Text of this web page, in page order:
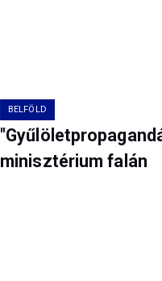
BELFÖLD
minisztérium falán